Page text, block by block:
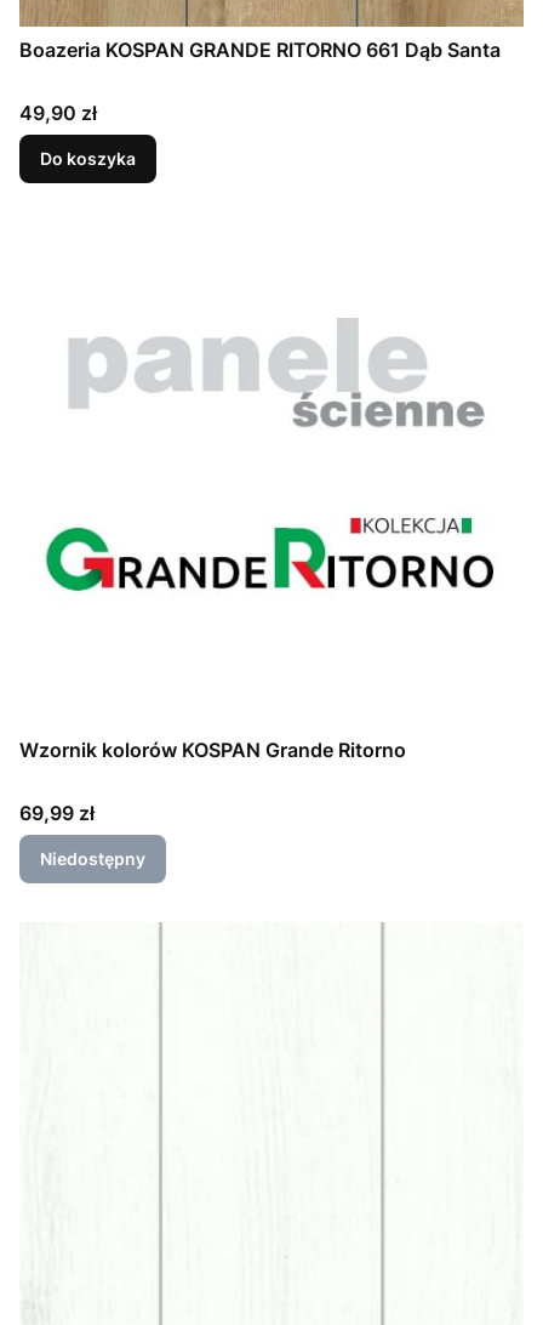
Boazeria KOSPAN GRANDE RITORNO 661 Dąb Santa
Cena
49,90 zł
Do koszyka
Wzornik kolorów KOSPAN Grande Ritorno
Cena
69,99 zł
Niedostępny